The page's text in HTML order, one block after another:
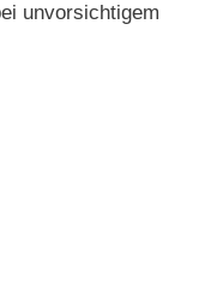
unvorsichtigem